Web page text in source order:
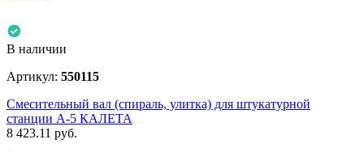
В наличии
Артикул: 550115
Смесительный вал (спираль, улитка) для штукатурной
станции А-5 КАЛЕТА
8 423.11 руб.